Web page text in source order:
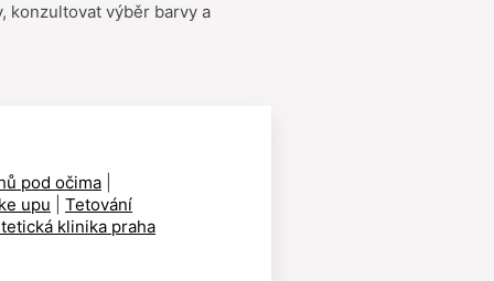
konzultovat výběr barvy a
pod očima
upu
Tetování
klinika praha